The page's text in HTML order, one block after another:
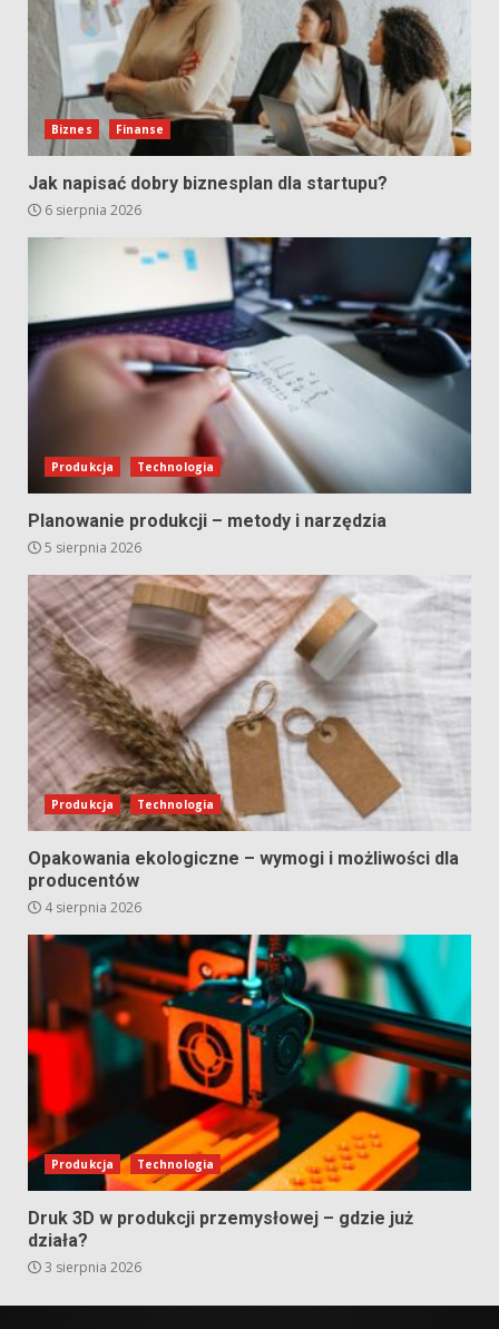
Biznes Finanse
Jak napisać dobry biznesplan dla startupu?
6 sierpnia 2026
Produkcja Technologia
Planowanie produkcji – metody i narzędzia
5 sierpnia 2026
Produkcja Technologia
Opakowania ekologiczne – wymogi i możliwości dla
producentów
4 sierpnia 2026
Produkcja Technologia
Druk 3D w produkcji przemysłowej – gdzie już
działa?
3 sierpnia 2026